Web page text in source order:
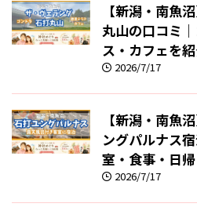
【新潟・南魚
丸山の口コミ
ス・カフェを
2026/7/17
【新潟・南魚
ングパルナス
室・食事・日
2026/7/17